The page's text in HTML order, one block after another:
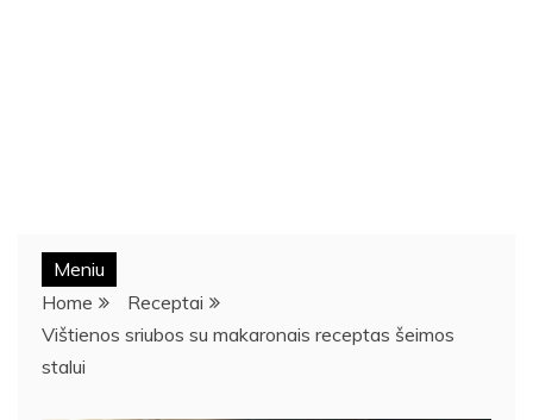
Meniu
Home
Receptai
Vištienos sriubos su makaronais receptas šeimos
stalui